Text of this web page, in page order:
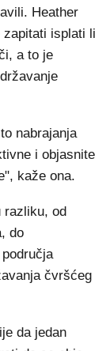
Heather
zapitati isplati li
a to je
nabrajanja
i objasnite
kaže ona.
razliku, od
do
čvršćeg
da jedan